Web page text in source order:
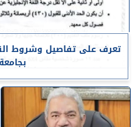
تعرف على تفاصيل وشروط